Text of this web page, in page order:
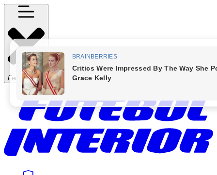
Fechar Menu